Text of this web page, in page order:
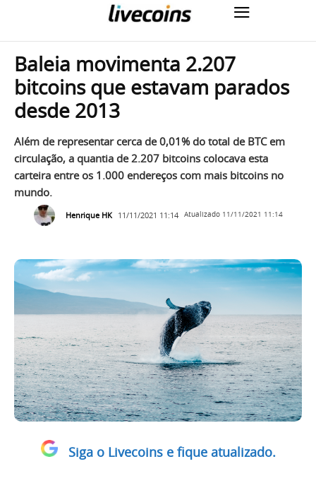
Baleia movimenta 2.207
bitcoins que estavam parados
desde 2013
Além de representar cerca de 0,01% do total de BTC em
circulação, a quantia de 2.207 bitcoins colocava esta
carteira entre os 1.000 endereços com mais bitcoins no
mundo.
Henrique HK 11/11/2021 11:14 Atualizado 11/11/2021 11:14
Siga o Livecoins e fique atualizado.